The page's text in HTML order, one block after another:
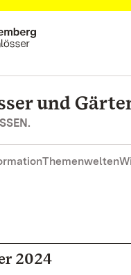
und
Themenwelten
2024